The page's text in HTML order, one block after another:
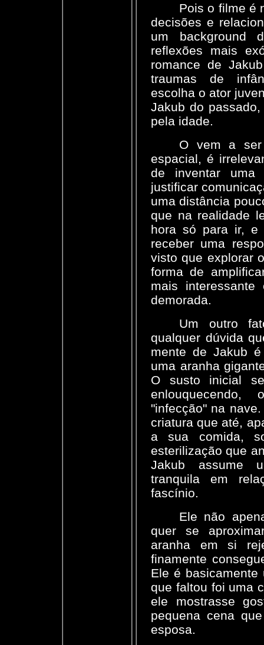
Pois o filme é
decisões e
um background
reflexões mais
romance de
traumas de
escolha o ator
Jakub do
pela idade.
O vem a
espacial, é
de inventar uma
justificar
uma distância
que na realidade
hora só para ir, e
receber uma
visto que explorar
forma de
mais
demorada.
Um outro
qualquer dúvida
mente de Jakub
uma aranha
O susto inicial
"infecção" na
criatura que até,
a sua comida,
esterilização que
Jakub assume
tranquila em
fascínio.
Ele não
quer se
aranha em si
finamente
Ele é
que faltou foi uma
ele mostrasse
pequena cena
esposa.